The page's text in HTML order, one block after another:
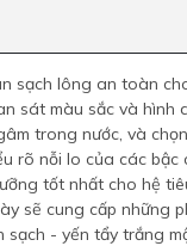
sạch lông an toàn
sát màu sắc và hình
trong nước, và
rõ nỗi lo của các bậc
tốt nhất cho hệ
sẽ cung cấp những
sạch - yến tẩy trắng